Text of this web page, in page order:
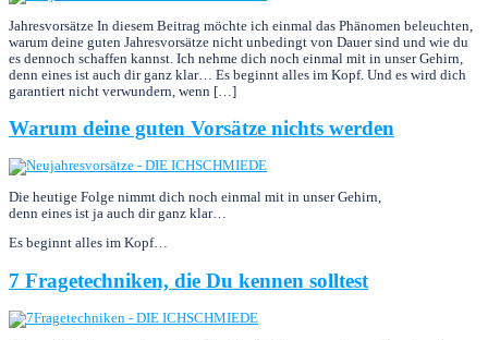
Jahresvorsätze In diesem Beitrag möchte ich einmal das Phänomen beleuchten,
warum deine guten Jahresvorsätze nicht unbedingt von Dauer sind und wie du
es dennoch schaffen kannst. Ich nehme dich noch einmal mit in unser Gehirn,
denn eines ist auch dir ganz klar… Es beginnt alles im Kopf. Und es wird dich
garantiert nicht verwundern, wenn […]
Warum deine guten Vorsätze nichts werden
Die heutige Folge nimmt dich noch einmal mit in unser Gehirn,
denn eines ist ja auch dir ganz klar…
Es beginnt alles im Kopf…
7 Fragetechniken, die Du kennen solltest